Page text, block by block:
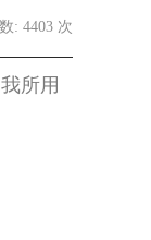
: 4403 次
所用